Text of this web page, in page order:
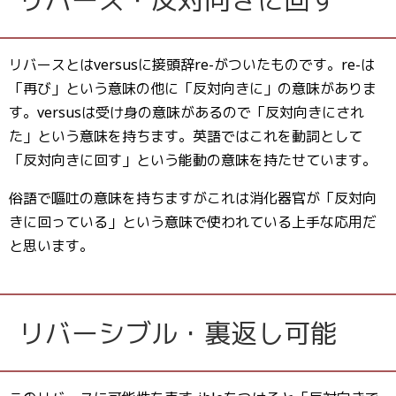
リバースとはversusに接頭辞re-がついたものです。re-は
「再び」という意味の他に「反対向きに」の意味がありま
す。versusは受け身の意味があるので「反対向きにされ
た」という意味を持ちます。英語ではこれを動詞として
「反対向きに回す」という能動の意味を持たせています。
俗語で嘔吐の意味を持ちますがこれは消化器官が「反対向
きに回っている」という意味で使われている上手な応用だ
と思います。
リバーシブル・裏返し可能